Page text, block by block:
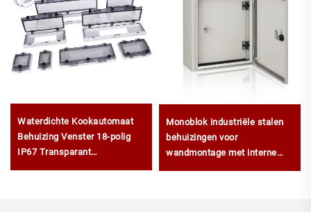
Waterdichte Kookautomaat
Behuizing Venster 18-polig
IP67 Transparant
Monoblok industriële stalen
behuizingen voor
wandmontage met interne